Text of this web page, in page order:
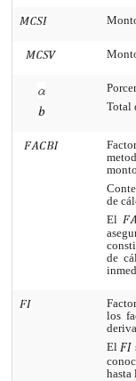
Total
de
El
de
los
El
hasta